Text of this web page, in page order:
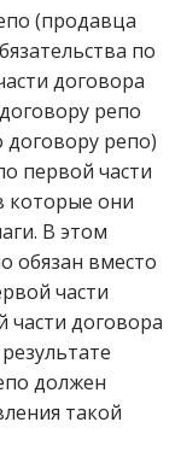
(продавца
по
договора
репо
репо)
первой части
которые они
В этом
обязан вместо
части
части договора
должен
такой